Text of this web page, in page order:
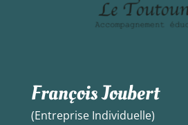
François Joubert
(Entreprise Individuelle)